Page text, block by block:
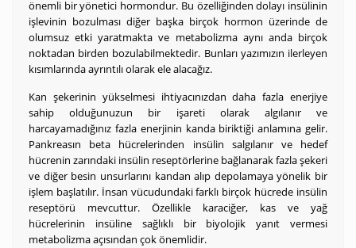
önemli bir yönetici hormondur. Bu özelliğinden dolayı insülinin
işlevinin bozulması diğer başka birçok hormon üzerinde de
olumsuz etki yaratmakta ve metabolizma aynı anda birçok
noktadan birden bozulabilmektedir. Bunları yazımızın ilerleyen
kısımlarında ayrıntılı olarak ele alacağız.
Kan şekerinin yükselmesi ihtiyacınızdan daha fazla enerjiye
sahip olduğunuzun bir işareti olarak algılanır ve
harcayamadığınız fazla enerjinin kanda biriktiği anlamına gelir.
Pankreasın beta hücrelerinden insülin salgılanır ve hedef
hücrenin zarındaki insülin reseptörlerine bağlanarak fazla şekeri
ve diğer besin unsurlarını kandan alıp depolamaya yönelik bir
işlem başlatılır. İnsan vücudundaki farklı birçok hücrede insülin
reseptörü mevcuttur. Özellikle karaciğer, kas ve yağ
hücrelerinin insüline sağlıklı bir biyolojik yanıt vermesi
metabolizma açısından çok önemlidir.